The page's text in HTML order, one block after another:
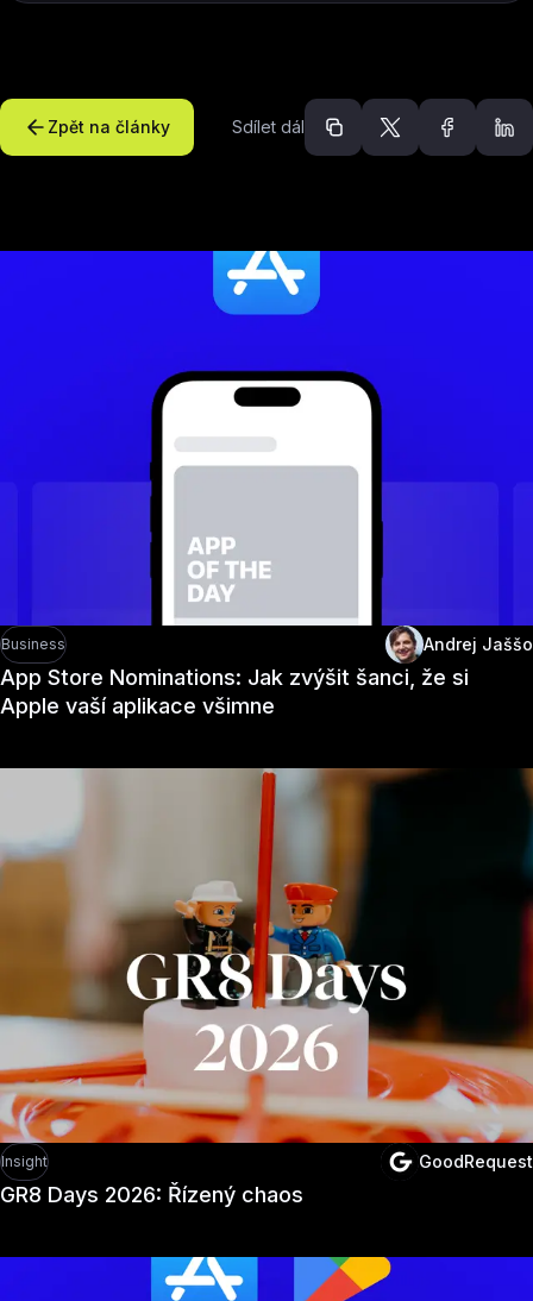
Zpět na články Sdílet dál
Doporučené články
Business Andrej Jaššo
App Store Nominations: Jak zvýšit šanci, že si
Apple vaší aplikace všimne
Insight GoodRequest
GR8 Days 2026: Řízený chaos